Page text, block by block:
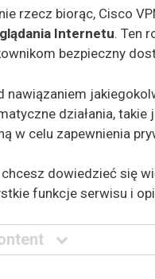
rzecz biorąc, Cisco
Internetu. Ten
bezpieczny
nawiązaniem
działania, takie
w celu zapewnienia
dowiedzieć się
funkcje serwisu i